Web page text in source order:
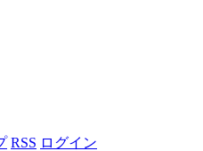
RSS ログイン